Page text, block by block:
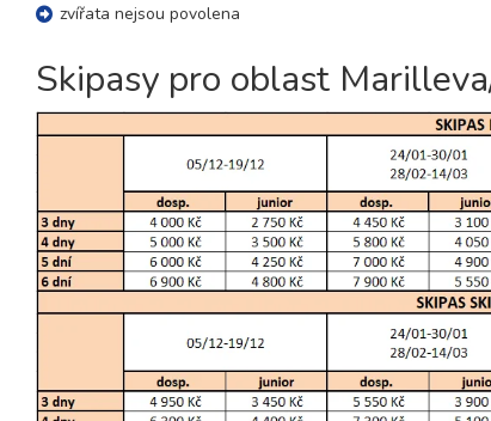
03.04. - 10.04.27
sobota - sobota
8 dní (7
zvířata nejsou povolena
Skipasy pro oblast